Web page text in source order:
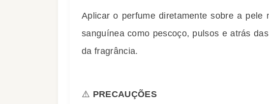
Aplicar o perfume diretamente sobre a pele
sanguínea como pescoço, pulsos e atrás
da fragrância.
⚠️ PRECAUÇÕES